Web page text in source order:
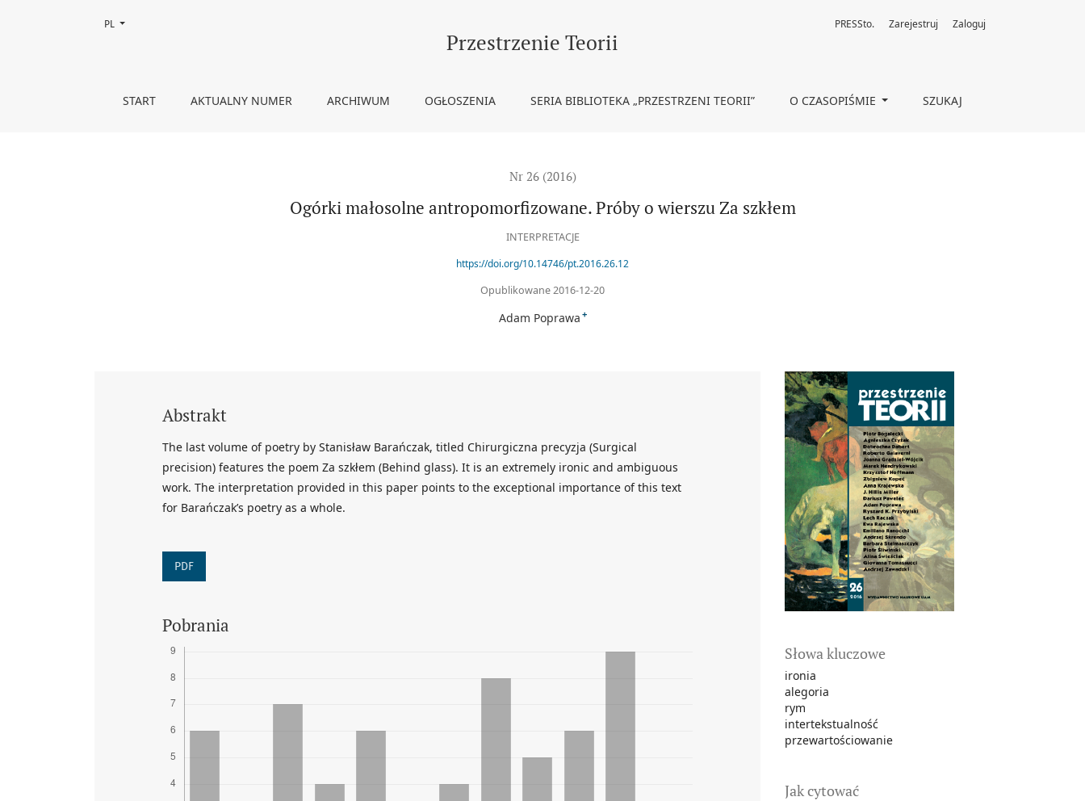
Ogórki małosolne antropomorfizowane. Próby o wierszu Za szkłemPrzestrzenie Teorii
START AKTUALNY NUMER ARCHIWUM OGŁOSZENIA SERIA BIBLIOTEKA „PRZESTRZENI TEORII” O CZASOPIŚMIE SZUKAJ
PRESSto. Zarejestruj Zaloguj
Zmień język, obecnie wybrany to:
PL
Nr 26 (2016)
Ogórki małosolne antropomorfizowane. Próby o wierszu Za szkłem
INTERPRETACJE
https://doi.org/10.14746/pt.2016.26.12
Opublikowane 2016-12-20
Adam Poprawa +
Słowa kluczowe
ironia
alegoria
rym
intertekstualność
przewartościowanie
Jak cytować
Abstrakt
The last volume of poetry by Stanisław Barańczak, titled Chirurgiczna precyzja (Surgical
precision) features the poem Za szkłem (Behind glass). It is an extremely ironic and ambiguous
work. The interpretation provided in this paper points to the exceptional importance of this text
for Barańczak’s poetry as a whole.
PDF
Pobrania